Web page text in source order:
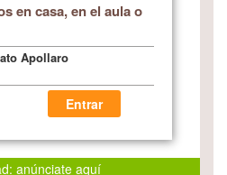
en casa, en el aula o
Apollaro
Entrar
anúnciate aquí